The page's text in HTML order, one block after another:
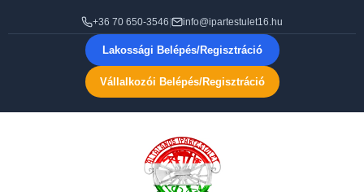
+36 70 650-3546 info@ipartestulet16.hu
Lakossági Belépés/Regisztráció
Vállalkozói Belépés/Regisztráció